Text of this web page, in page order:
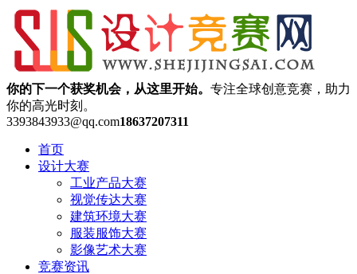
你的下一个获奖机会，从这里开始。 专注全球创意竞赛，助力
你的高光时刻。
3393843933@qq.com18637207311
首页
设计大赛
工业产品大赛
视觉传达大赛
建筑环境大赛
服装服饰大赛
影像艺术大赛
竞赛资讯